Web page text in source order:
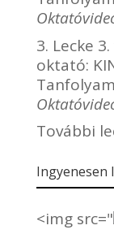
3. Lecke
oktató:
További
Ingyenesen
<img src="